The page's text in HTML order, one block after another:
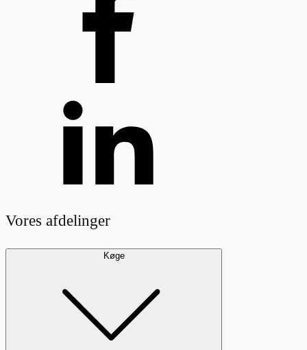
Vores afdelinger
Køge